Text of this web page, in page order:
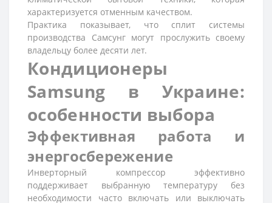
характеризуется отменным качеством.
Практика показывает, что сплит системы
производства Самсунг могут прослужить своему
владельцу более десяти лет.
Кондиционеры
Samsung в Украине:
особенности выбора
Эффективная работа и
энергосбережение
Инверторный компрессор эффективно
поддерживает выбранную температуру без
необходимости часто включать или выключать